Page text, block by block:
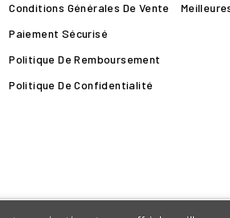
Conditions Générales De Vente
Paiement Sécurisé
Politique De Remboursement
Politique De Confidentialité